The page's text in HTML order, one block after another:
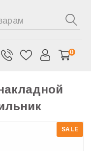
0
SALE